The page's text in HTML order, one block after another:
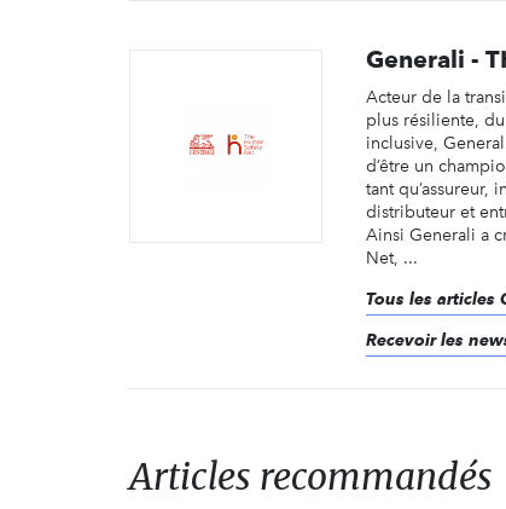
Generali -
Acteur de la
plus résiliente,
inclusive,
d’être un
tant qu’assureur,
distributeur et
Ainsi Generali a
Net, ...
Tous les articles
Recevoir les
Articles recommandés